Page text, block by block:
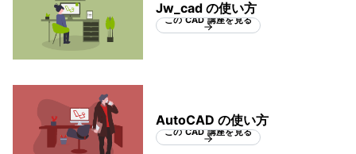
Jw_cad の使い方
この CAD 講座を見る
AutoCAD の使い方
この CAD 講座を見る